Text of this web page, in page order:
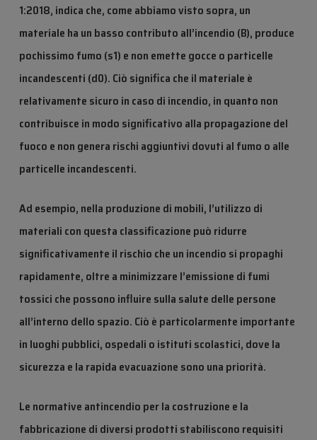
1:2018, indica che, come abbiamo visto sopra, un
materiale ha un basso contributo all’incendio (B), produce
pochissimo fumo (s1) e non emette gocce o particelle
incandescenti (d0). Ciò significa che il materiale è
relativamente sicuro in caso di incendio, in quanto non
contribuisce in modo significativo alla propagazione del
fuoco e non genera rischi aggiuntivi dovuti al fumo o alle
particelle incandescenti.
Ad esempio, nella produzione di mobili, l’utilizzo di
materiali con questa classificazione può ridurre
significativamente il rischio che un incendio si propaghi
rapidamente, oltre a minimizzare l’emissione di fumi
tossici che possono influire sulla salute delle persone
all’interno dello spazio. Ciò è particolarmente importante
in luoghi pubblici, ospedali o istituti scolastici, dove la
sicurezza e la rapida evacuazione sono una priorità.
Le normative antincendio per la costruzione e la
fabbricazione di diversi prodotti stabiliscono requisiti